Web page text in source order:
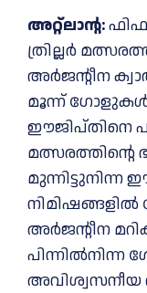
അറ്റ്ലാന്റ:ഫിഫ
ത്രില്ലര്‍
അർജന്റീന
മൂന്ന്
ഈജിപ്തിനെ
അർജന്റീന
അവിശ്വസനീയ